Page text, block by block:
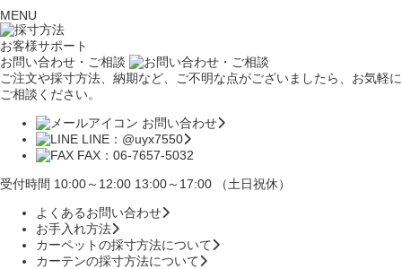
MENU
お客様サポート
お問い合わせ・ご相談
ご注文や採寸方法、納期など、ご不明な点がございましたら、お気軽に
ご相談ください。
お問い合わせ
LINE：@uyx7550
FAX：06-7657-5032
受付時間 10:00～12:00 13:00～17:00 （土日祝休）
よくあるお問い合わせ
お手入れ方法
カーペットの採寸方法について
カーテンの採寸方法について